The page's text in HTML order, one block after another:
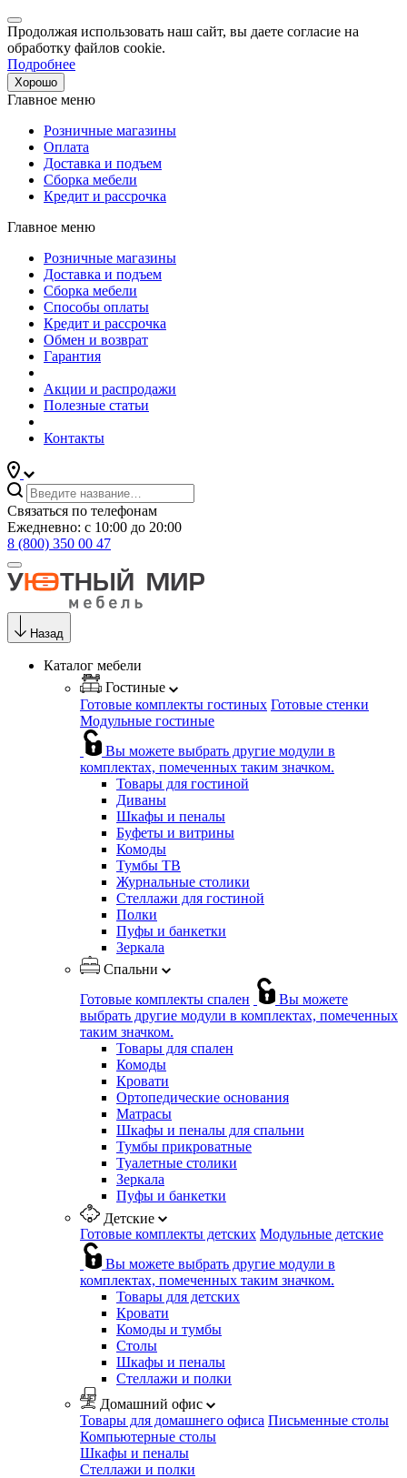
Продолжая использовать наш сайт, вы даете согласие на
обработку файлов cookie.
Подробнее
Хорошо
Главное меню
Розничные магазины
Оплата
Доставка и подъем
Сборка мебели
Кредит и рассрочка
Главное меню
Розничные магазины
Доставка и подъем
Сборка мебели
Способы оплаты
Кредит и рассрочка
Обмен и возврат
Гарантия
Акции и распродажи
Полезные статьи
Контакты
Связаться по телефонам
Ежедневно: с 10:00 до 20:00
8 (800) 350 00 47
Назад
Каталог мебели
Гостиные
Готовые комплекты гостиных Готовые стенки
Модульные гостиные
Вы можете выбрать другие модули в
комплектах, помеченных таким значком.
Товары для гостиной
Диваны
Шкафы и пеналы
Буфеты и витрины
Комоды
Тумбы ТВ
Журнальные столики
Стеллажи для гостиной
Полки
Пуфы и банкетки
Зеркала
Спальни
Готовые комплекты спален
Вы можете
выбрать другие модули в комплектах, помеченных
таким значком.
Товары для спален
Комоды
Кровати
Ортопедические основания
Матрасы
Шкафы и пеналы для спальни
Тумбы прикроватные
Туалетные столики
Зеркала
Пуфы и банкетки
Детские
Готовые комплекты детских Модульные детские
Вы можете выбрать другие модули в
комплектах, помеченных таким значком.
Товары для детских
Кровати
Комоды и тумбы
Столы
Шкафы и пеналы
Стеллажи и полки
Домашний офис
Товары для домашнего офиса Письменные столы
Компьютерные столы
Шкафы и пеналы
Стеллажи и полки